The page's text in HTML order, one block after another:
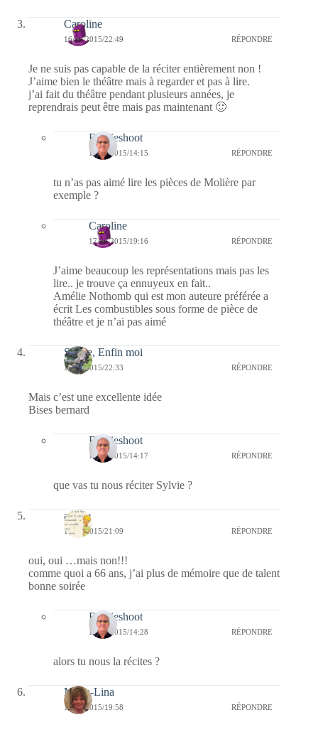
Caroline
16/09/2015/22:49 RÉPONDRE
Je ne suis pas capable de la réciter entièrement non !
J’aime bien le théâtre mais à regarder et pas à lire.
j’ai fait du théâtre pendant plusieurs années, je
reprendrais peut être mais pas maintenant 🙂
Bernieshoot
17/09/2015/14:15 RÉPONDRE
tu n’as pas aimé lire les pièces de Molière par
exemple ?
Caroline
17/09/2015/19:16 RÉPONDRE
J’aime beaucoup les représentations mais pas les
lire.. je trouve ça ennuyeux en fait..
Amélie Nothomb qui est mon auteure préférée a
écrit Les combustibles sous forme de pièce de
théâtre et je n’ai pas aimé
Sylvie, Enfin moi
16/09/2015/22:33 RÉPONDRE
Mais c’est une excellente idée
Bises bernard
Bernieshoot
17/09/2015/14:17 RÉPONDRE
que vas tu nous réciter Sylvie ?
arlette
16/09/2015/21:09 RÉPONDRE
oui, oui …mais non!!!
comme quoi a 66 ans, j’ai plus de mémoire que de talent
bonne soirée
Bernieshoot
17/09/2015/14:28 RÉPONDRE
alors tu nous la récites ?
Maria-Lina
16/09/2015/19:58 RÉPONDRE